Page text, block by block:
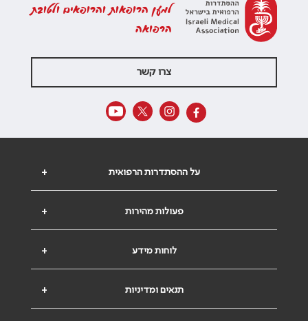
למען הרופאות והרופאים ולטובת
הרפואה
צרו קשר
+ על ההסתדרות הרפואית
+ פעולות מהירות
+ לוחות מידע
+ תנאים ומדיניות